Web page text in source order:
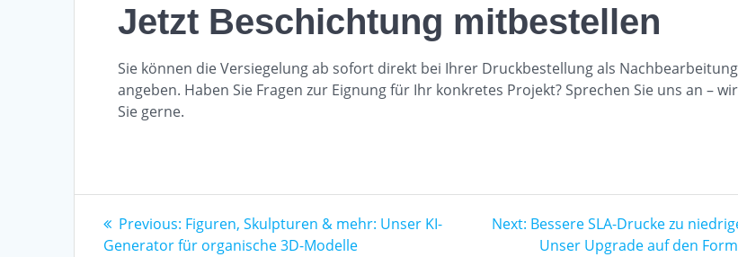
Jetzt Beschichtung mitbestellen
Sie können die Versiegelung ab sofort direkt bei Ihrer Druckbestellung als
angeben. Haben Sie Fragen zur Eignung für Ihr konkretes Projekt? Sprechen Sie uns an –
Sie gerne.
Beitrags-
Previous: Previous
post:
Figuren, Skulpturen & mehr: Unser KI-
Generator für organische 3D-Modelle
Next: Next
post:
Bessere SLA-Drucke zu
Unser Upgrade auf den